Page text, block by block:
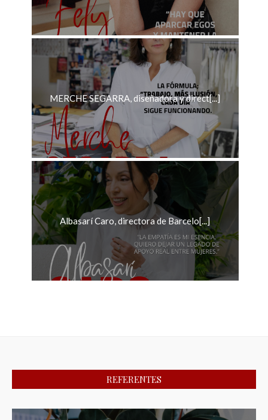
MERCHE SEGARRA, diseñadora y direct[...]
Albasarí Caro, directora de Barcelo[...]
REFERENTES